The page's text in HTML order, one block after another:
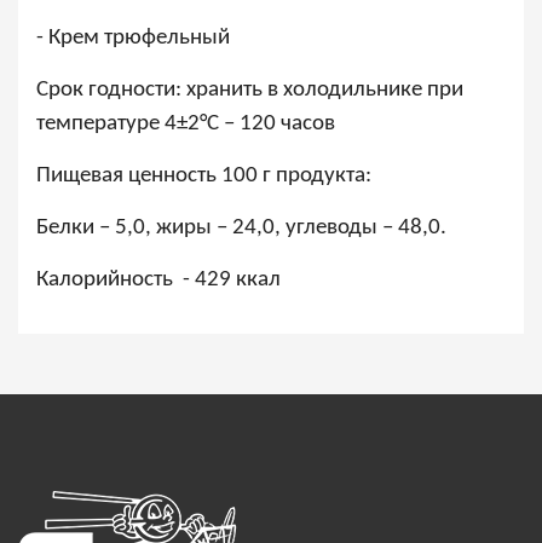
- Крем трюфельный
Срок годности: хранить в холодильнике при
температуре 4±2°С – 120 часов
Пищевая ценность 100 г продукта:
Белки – 5,0, жиры – 24,0, углеводы – 48,0.
Калорийность - 429 ккал